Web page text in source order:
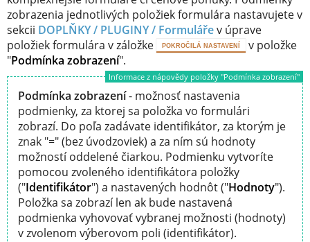
zobrazenia jednotlivých položiek formulára nastavujete v
sekcii DOPLŇKY / PLUGINY / Formulářev úprave
položiek formulára v záložke
POKROČILÁ NASTAVENÍ
v položke
"Podmínka zobrazení".
Informace z nápovědy položky "Podmínka zobrazení"
Podmínka zobrazení- možnosť nastavenia
podmienky, za ktorej sa položka vo formulári
zobrazí. Do poľa zadávate identifikátor, za ktorým je
znak "=" (bez úvodzoviek) a za ním sú hodnoty
možností oddelené čiarkou. Podmienku vytvoríte
pomocou zvoleného identifikátora položky
("Identifikátor") a nastavených hodnôt ("Hodnoty").
Položka sa zobrazí len ak bude nastavená
podmienka vyhovovať vybranej možnosti (hodnoty)
v zvolenom výberovom poli (identifikátor).